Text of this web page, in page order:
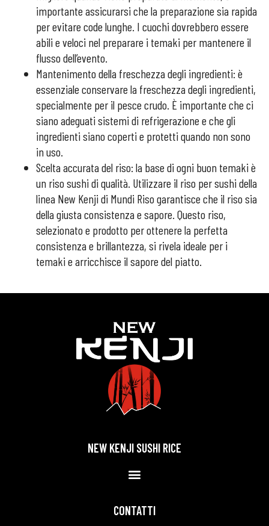
importante assicurarsi che la preparazione sia rapida
per evitare code lunghe. I cuochi dovrebbero essere
abili e veloci nel preparare i temaki per mantenere il
flusso dell’evento.
Mantenimento della freschezza degli ingredienti: è
essenziale conservare la freschezza degli ingredienti,
specialmente per il pesce crudo. È importante che ci
siano adeguati sistemi di refrigerazione e che gli
ingredienti siano coperti e protetti quando non sono
in uso.
Scelta accurata del riso: la base di ogni buon temaki è
un riso sushi di qualità. Utilizzare il riso per sushi della
linea New Kenji di Mundi Riso garantisce che il riso sia
della giusta consistenza e sapore. Questo riso,
selezionato e prodotto per ottenere la perfetta
consistenza e brillantezza, si rivela ideale per i
temaki e arricchisce il sapore del piatto.
NEW KENJI SUSHI RICE
CONTATTI